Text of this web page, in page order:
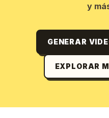
y
GENERAR
EXPLORAR